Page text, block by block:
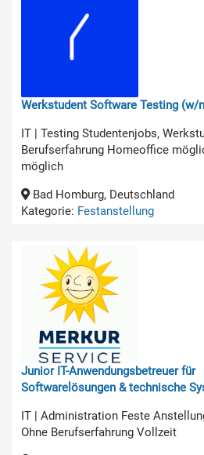
Werkstudent Software Testing (w/
IT | Testing Studentenjobs,
Berufserfahrung Homeoffice
möglich
Bad Homburg, Deutschland
Kategorie: Festanstellung
Junior IT-Anwendungsbetreuer für
Softwarelösungen & technische
IT | Administration Feste
Ohne Berufserfahrung Vollzeit